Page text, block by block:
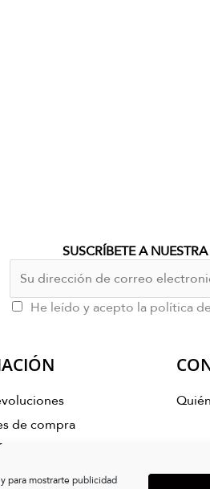
para mostrarte publicidad
SUSCRÍBETE A
He leído y acepto la política
de compra
calzado